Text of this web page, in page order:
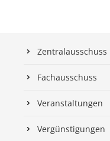
Zentralausschuss
Fachausschuss
Veranstaltungen
Vergünstigungen